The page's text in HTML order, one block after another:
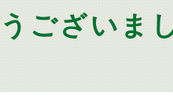
ございま